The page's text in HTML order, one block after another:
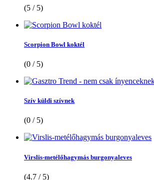
(5 / 5)
Scorpion Bowl koktél
(0 / 5)
Szív küldi szívnek
(0 / 5)
Virslis-metélőhagymás burgonyaleves
(4.7 / 5)